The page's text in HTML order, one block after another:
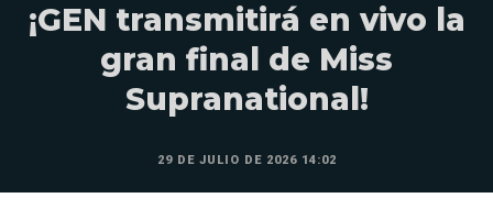
¡GEN transmitirá en vivo la
gran final de Miss
Supranational!
29 DE JULIO DE 2026 14:02